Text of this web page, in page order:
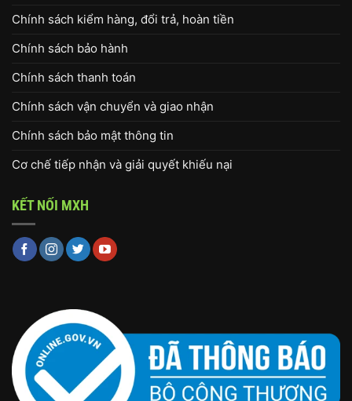
Chính sách kiểm hàng, đổi trả, hoàn tiền
Chính sách bảo hành
Chính sách thanh toán
Chính sách vận chuyển và giao nhận
Chính sách bảo mật thông tin
Cơ chế tiếp nhận và giải quyết khiếu nại
KẾT NỐI MXH